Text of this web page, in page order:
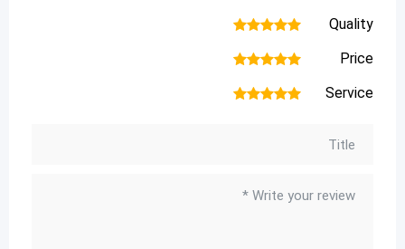
Quality
5
4
3
2
Price
5
4
3
2
Service
5
4
3
2